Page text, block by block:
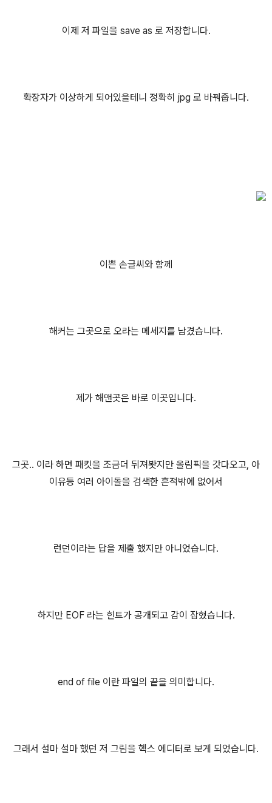
이제 저 파일을 save as 로 저장합니다.
확장자가 이상하게 되어있을테니 정확히 jpg 로 바꿔줍니다.
이쁜 손글씨와 함께
해커는 그곳으로 오라는 메세지를 남겼습니다.
제가 해맨곳은 바로 이곳입니다.
그곳.. 이라 하면 패킷을 조금더 뒤져봣지만 올림픽을 갓다오고, 아
이유등 여러 아이돌을 검색한 흔적밖에 없어서
런던이라는 답을 제출 했지만 아니었습니다.
하지만 EOF 라는 힌트가 공개되고 감이 잡혔습니다.
end of file 이란 파일의 끝을 의미합니다.
그래서 설마 설마 했던 저 그림을 헥스 에디터로 보게 되었습니다.